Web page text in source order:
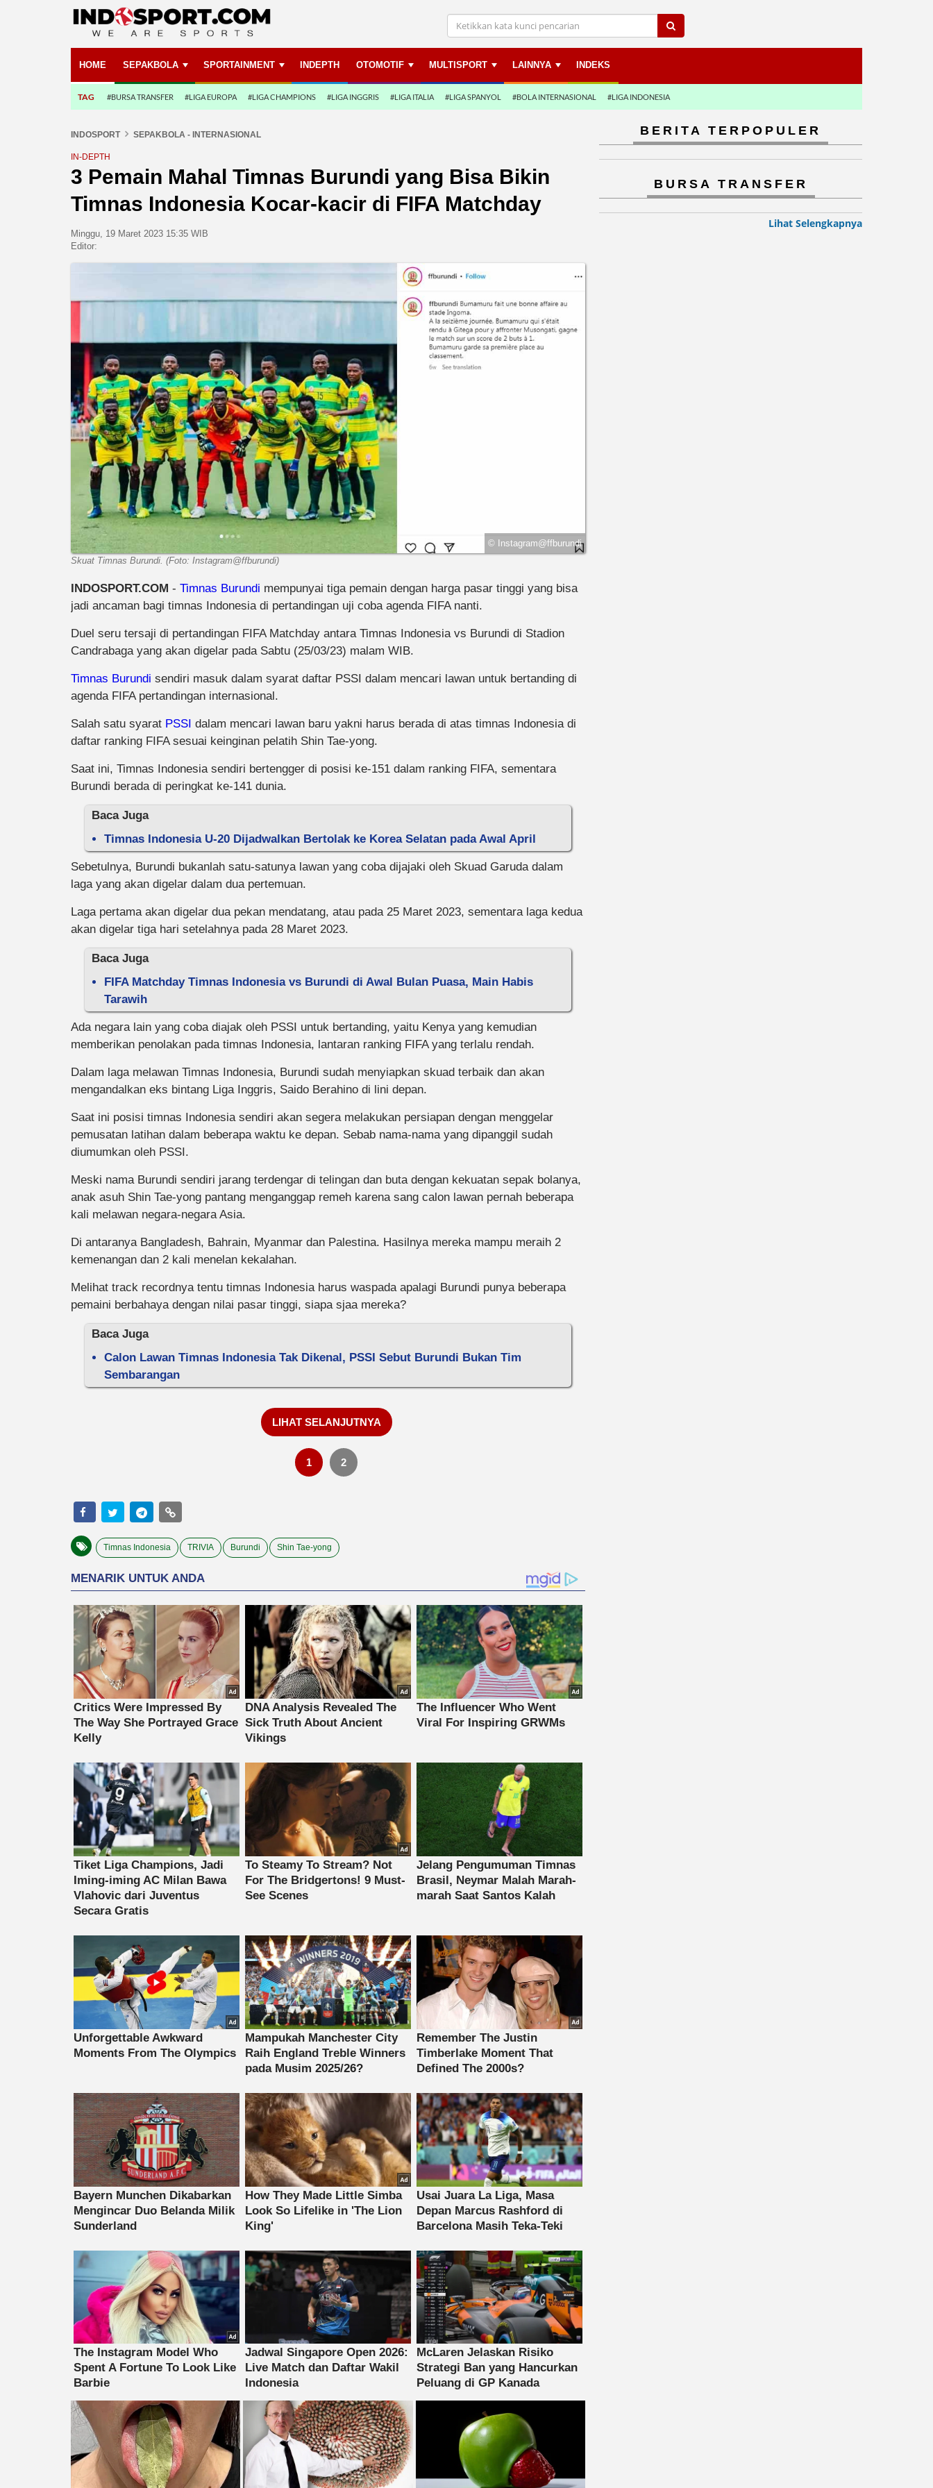
HOME SEPAKBOLA SPORTAINMENT INDEPTH OTOMOTIF MULTISPORT LAINNYA INDEKS
TAG #BURSA TRANSFER #LIGA EUROPA #LIGA CHAMPIONS #LIGA INGGRIS #LIGA ITALIA #LIGA SPANYOL #BOLA INTERNASIONAL #LIGA INDONESIA
INDOSPORT SEPAKBOLA - INTERNASIONAL
IN-DEPTH
3 Pemain Mahal Timnas Burundi yang Bisa Bikin
Timnas Indonesia Kocar-kacir di FIFA Matchday
Minggu, 19 Maret 2023 15:35 WIB
Editor:
© Instagram@ffburundi
Skuat Timnas Burundi. (Foto: Instagram@ffburundi)
INDOSPORT.COM - Timnas Burundi mempunyai tiga pemain dengan harga pasar tinggi yang bisa
jadi ancaman bagi timnas Indonesia di pertandingan uji coba agenda FIFA nanti.
Duel seru tersaji di pertandingan FIFA Matchday antara Timnas Indonesia vs Burundi di Stadion
Candrabaga yang akan digelar pada Sabtu (25/03/23) malam WIB.
Timnas Burundi sendiri masuk dalam syarat daftar PSSI dalam mencari lawan untuk bertanding di
agenda FIFA pertandingan internasional.
Salah satu syarat PSSI dalam mencari lawan baru yakni harus berada di atas timnas Indonesia di
daftar ranking FIFA sesuai keinginan pelatih Shin Tae-yong.
Saat ini, Timnas Indonesia sendiri bertengger di posisi ke-151 dalam ranking FIFA, sementara
Burundi berada di peringkat ke-141 dunia.
Baca Juga
Timnas Indonesia U-20 Dijadwalkan Bertolak ke Korea Selatan pada Awal April
Sebetulnya, Burundi bukanlah satu-satunya lawan yang coba dijajaki oleh Skuad Garuda dalam
laga yang akan digelar dalam dua pertemuan.
Laga pertama akan digelar dua pekan mendatang, atau pada 25 Maret 2023, sementara laga kedua
akan digelar tiga hari setelahnya pada 28 Maret 2023.
Baca Juga
FIFA Matchday Timnas Indonesia vs Burundi di Awal Bulan Puasa, Main Habis
Tarawih
Ada negara lain yang coba diajak oleh PSSI untuk bertanding, yaitu Kenya yang kemudian
memberikan penolakan pada timnas Indonesia, lantaran ranking FIFA yang terlalu rendah.
Dalam laga melawan Timnas Indonesia, Burundi sudah menyiapkan skuad terbaik dan akan
mengandalkan eks bintang Liga Inggris, Saido Berahino di lini depan.
Saat ini posisi timnas Indonesia sendiri akan segera melakukan persiapan dengan menggelar
pemusatan latihan dalam beberapa waktu ke depan. Sebab nama-nama yang dipanggil sudah
diumumkan oleh PSSI.
Meski nama Burundi sendiri jarang terdengar di telingan dan buta dengan kekuatan sepak bolanya,
anak asuh Shin Tae-yong pantang menganggap remeh karena sang calon lawan pernah beberapa
kali melawan negara-negara Asia.
Di antaranya Bangladesh, Bahrain, Myanmar dan Palestina. Hasilnya mereka mampu meraih 2
kemenangan dan 2 kali menelan kekalahan.
Melihat track recordnya tentu timnas Indonesia harus waspada apalagi Burundi punya beberapa
pemaini berbahaya dengan nilai pasar tinggi, siapa sjaa mereka?
Baca Juga
Calon Lawan Timnas Indonesia Tak Dikenal, PSSI Sebut Burundi Bukan Tim
Sembarangan
LIHAT SELANJUTNYA
1 2
Timnas Indonesia TRIVIA Burundi Shin Tae-yong
BERITA TERPOPULER
BURSA TRANSFER
Lihat Selengkapnya